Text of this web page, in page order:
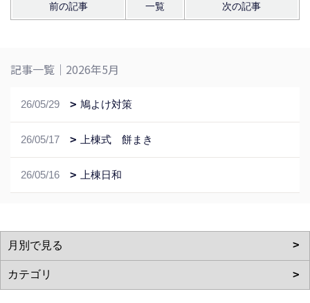
前の記事 一覧 次の記事
記事一覧｜2026年5月
26/05/29 鳩よけ対策
26/05/17 上棟式 餅まき
26/05/16 上棟日和